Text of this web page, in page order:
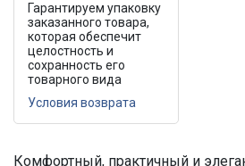
Гарантируем упаковку
заказанного товара,
которая обеспечит
целостность и
сохранность его
товарного вида
Условия возврата
Комфортный, практичный и